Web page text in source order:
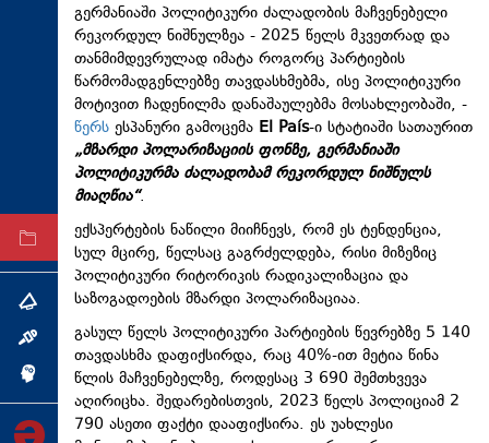
თავდაცვა
რეგიონი
კულტურა
სპორტი
ტექნოლოგიები
ტაბლოიდი
არქივი
თემა
ინტერვიუ
ინქვიზიცია
გერმანიაში პოლიტიკური ძალადობის მაჩვენებელი
რეკორდულ ნიშნულზეა - 2025 წელს მკვეთრად და
თანმიმდევრულად იმატა როგორც პარტიების
წარმომადგენლებზე თავდასხმებმა, ისე პოლიტიკური
მოტივით ჩადენილმა დანაშაულებმა მოსახლეობაში, -
წერს ესპანური გამოცემა El País-ი სტატიაში სათაურით
„მზარდი პოლარიზაციის ფონზე, გერმანიაში
პოლიტიკურმა ძალადობამ რეკორდულ ნიშნულს
მიაღწია“.
ექსპერტების ნაწილი მიიჩნევს, რომ ეს ტენდენცია,
სულ მცირე, წელსაც გაგრძელდება, რისი მიზეზიც
პოლიტიკური რიტორიკის რადიკალიზაცია და
საზოგადოების მზარდი პოლარიზაციაა.
გასულ წელს პოლიტიკური პარტიების წევრებზე 5 140
თავდასხმა დაფიქსირდა, რაც 40%-ით მეტია წინა
წლის მაჩვენებელზე, როდესაც 3 690 შემთხვევა
აღირიცხა. შედარებისთვის, 2023 წელს პოლიციამ 2
790 ასეთი ფაქტი დააფიქსირა. ეს უახლესი